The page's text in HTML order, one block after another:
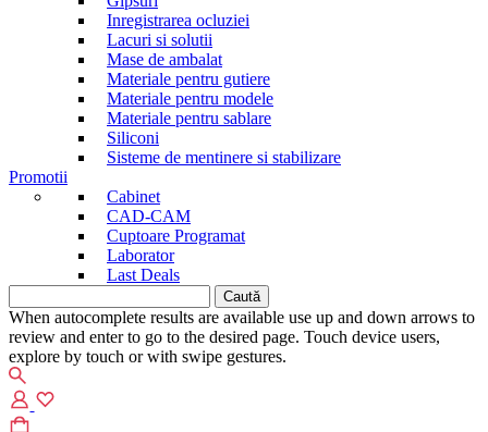
Inregistrarea ocluziei
Lacuri si solutii
Mase de ambalat
Materiale pentru gutiere
Materiale pentru modele
Materiale pentru sablare
Siliconi
Sisteme de mentinere si stabilizare
Promotii
Cabinet
CAD-CAM
Cuptoare Programat
Laborator
Last Deals
după:
When autocomplete results are available use up and down arrows to
review and enter to go to the desired page. Touch device users,
explore by touch or with swipe gestures.